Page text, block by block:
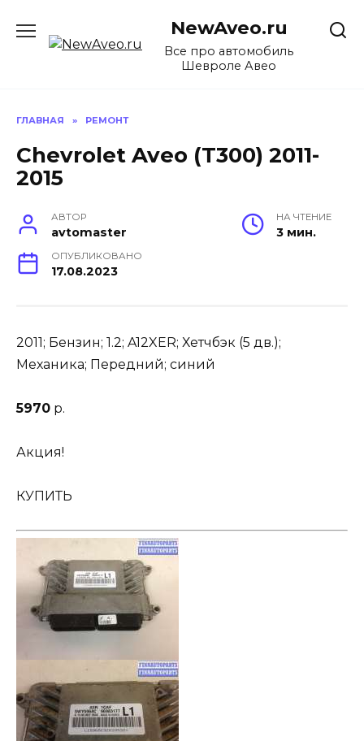
содержанию
NewAveo.ru
Все про автомобиль
Шевроле Авео
ГЛАВНАЯ » РЕМОНТ
Chevrolet Aveo (T300) 2011-
2015
АВТОР
avtomaster
НА ЧТЕНИЕ
3 мин.
ОПУБЛИКОВАНО
17.08.2023
2011; Бензин; 1.2; A12XER; Хетчбэк (5 дв.);
Механика; Передний; синий
5970 р.
Акция!
КУПИТЬ